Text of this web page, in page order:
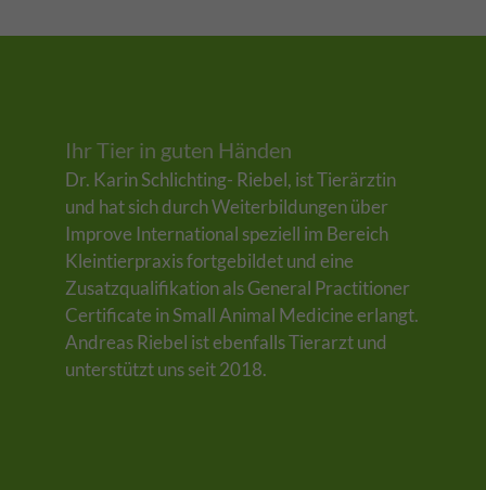
Ihr Tier in guten Händen
Dr. Karin Schlichting- Riebel, ist Tierärztin
und hat sich durch Weiterbildungen über
Improve International speziell im Bereich
Kleintierpraxis fortgebildet und eine
Zusatzqualifikation als General Practitioner
Certificate in Small Animal Medicine erlangt.
Andreas Riebel ist ebenfalls Tierarzt und
unterstützt uns seit 2018.